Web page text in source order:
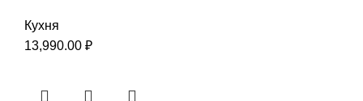
Кухня
13,990.00 ₽